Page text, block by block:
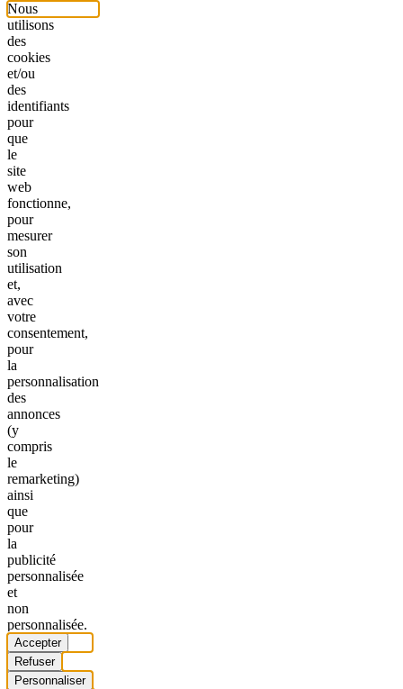
Nous
utilisons
des
cookies
et/ou
des
identifiants
pour
que
le
site
web
fonctionne,
pour
mesurer
son
utilisation
et,
avec
votre
consentement,
pour
la
personnalisation
des
annonces
(y
compris
le
remarketing)
ainsi
que
pour
la
publicité
personnalisée
et
non
personnalisée.
Accepter
Refuser
Personnaliser